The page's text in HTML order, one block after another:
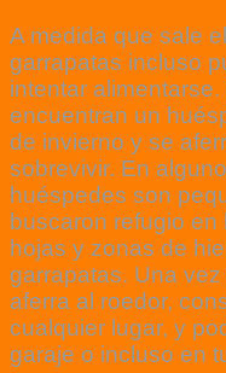
A medida que sale
garrapatas incluso
intentar
encuentran un
de invierno y se
sobrevivir. En
huéspedes son
buscaron refugio
hojas y zonas de
garrapatas. Una
aferra al roedor,
cualquier lugar, y
garaje o incluso en